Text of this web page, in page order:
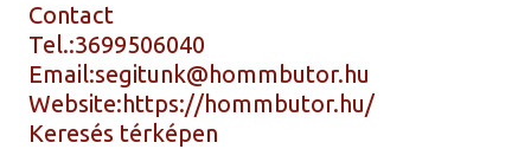
Contact
Tel.:3699506040
Email:segitunk@hommbutor.hu
Website:https://hommbutor.hu/
Keresés térképen